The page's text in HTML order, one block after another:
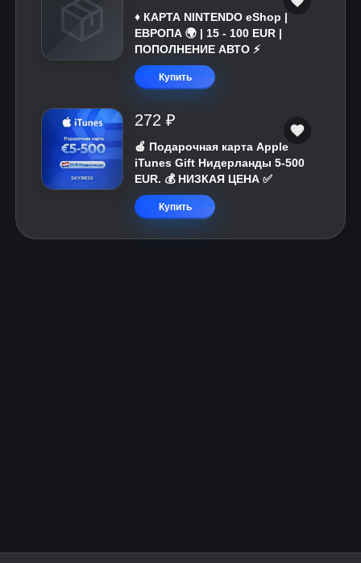
♦️ КАРТА NINTENDO eShop |
ЕВРОПА 🌍 | 15 - 100 EUR |
ПОПОЛНЕНИЕ АВТО ⚡
Купить
272 ₽
🍎 Подарочная карта Apple
iTunes Gift Нидерланды 5-500
EUR. 💰 НИЗКАЯ ЦЕНА ✅
Купить